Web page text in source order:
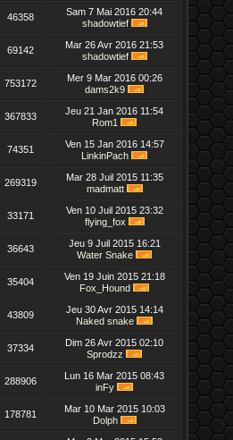
46358
Sam 7 Mai 2016 20:44
shadowtief
69142
Mar 26 Avr 2016 21:53
shadowtief
753172
Mer 9 Mar 2016 00:26
dams2k9
367833
Jeu 21 Jan 2016 11:54
Rom1
74351
Ven 15 Jan 2016 14:57
LinkinPach
269319
Mar 28 Juil 2015 11:35
madmatt
33171
Ven 10 Juil 2015 23:32
flying_fox
36643
Jeu 9 Juil 2015 16:21
Water Snake
35404
Ven 19 Juin 2015 21:18
Fox_Hound
43809
Jeu 30 Avr 2015 14:14
Naked snake
37334
Dim 26 Avr 2015 02:10
Sprodzz
288906
Lun 16 Mar 2015 08:43
inFy
178781
Mar 10 Mar 2015 10:03
Dolph